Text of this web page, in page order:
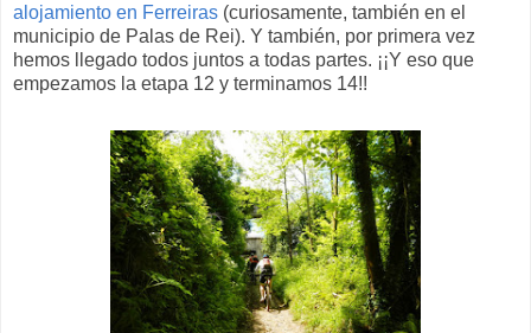
alojamiento en Ferreiras (curiosamente, también en el
municipio de Palas de Rei). Y también, por primera vez
hemos llegado todos juntos a todas partes. ¡¡Y eso que
empezamos la etapa 12 y terminamos 14!!